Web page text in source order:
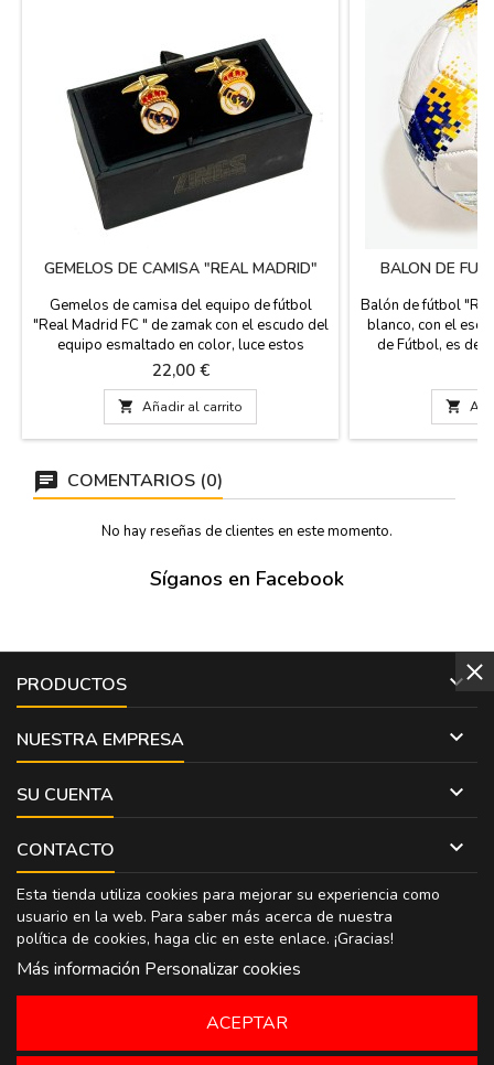
GEMELOS DE CAMISA "REAL MADRID"
Gemelos de camisa del equipo de fútbol
"Real Madrid FC " de zamak con el escudo del
equipo esmaltado en color, luce estos
preciosos gemelos para mostrar tu pasión
por el futbol y tu equipo. El regalo ideal para
los más aficionados de fútbol y del equipo
del Real Madrid CF. Si eres un apasionado
del fútbol y te encanta tu equipo, este es tu
Precio
22,00 €
 Añadir al carrito
BALON DE
Balón de fútbol
blanco, con el
de Fútbol, es de

COMENTARIOS (0)
No hay reseñas de clientes en este momento.
Síganos en Facebook
PRODUCTOS 
NUESTRA EMPRESA 
SU CUENTA 
CONTACTO 
Esta tienda utiliza cookies para mejorar su experiencia como
usuario en la web. Para saber más acerca de nuestra
política de cookies, haga clic en este enlace. ¡Gracias!
Más información Personalizar cookies
ACEPTAR